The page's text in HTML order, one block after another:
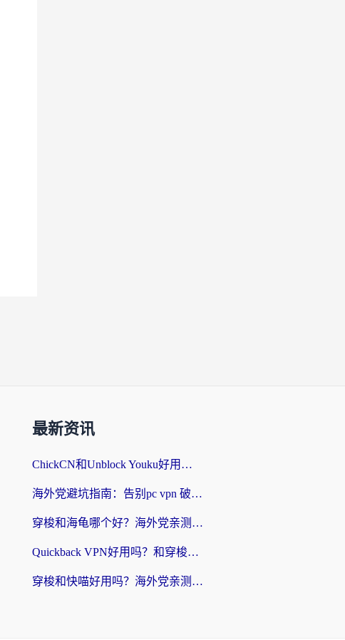
最新资讯
ChickCN和Unblock Youku好用吗？海外党亲测3款回国加速器，附iOS免费选择指南
海外党避坑指南：告别pc vpn 破解，选对回国加速器轻松访问国内资源
穿梭和海龟哪个好？海外党亲测回国加速器，附电脑免费VPN推荐
Quickback VPN好用吗？和穿梭VPN对比哪个回国效果更好？海外党必看的真实测评与选择指南
穿梭和快喵好用吗？海外党亲测3款回国加速器，附日本回国VPN避坑指南